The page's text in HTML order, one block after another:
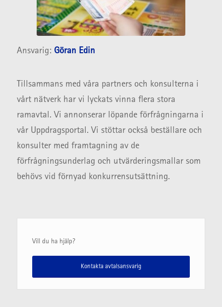
Ansvarig: Göran Edin
Tillsammans med våra partners och konsulterna i
vårt nätverk har vi lyckats vinna flera stora
ramavtal. Vi annonserar löpande förfrågningarna i
vår Uppdragsportal. Vi stöttar också beställare och
konsulter med framtagning av de
förfrågningsunderlag och utvärderingsmallar som
behövs vid förnyad konkurrensutsättning.
Vill du ha hjälp?
Kontakta avtalsansvarig